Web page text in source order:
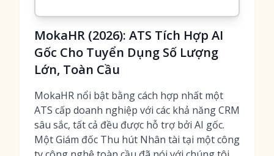
MokaHR (2026): ATS Tích Hợp AI
Gốc Cho Tuyển Dụng Số Lượng
Lớn, Toàn Cầu
MokaHR nổi bật bằng cách hợp nhất một
ATS cấp doanh nghiệp với các khả năng CRM
sâu sắc, tất cả đều được hỗ trợ bởi AI gốc.
Một Giám đốc Thu hút Nhân tài tại một công